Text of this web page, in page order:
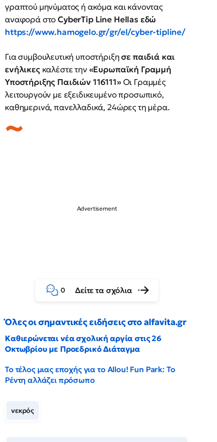
γραπτού μηνύματος ή ακόμα και κάνοντας
αναφορά στοCyberTipLine Hellas εδώ
https://www.hamogelo.gr/gr/el/cyber-tipline/
Για συμβουλευτική υποστήριξησε παιδιά και
ενήλικεςκαλέστε την«Ευρωπαϊκή Γραμμή
Υποστήριξης Παιδιών 116111» Οι Γραμμές
λειτουργούν με εξειδικευμένο προσωπικό,
καθημερινά, πανελλαδικά, 24ώρες τη μέρα.
0 Δείτε τα σχόλια
Όλες οι σημαντικές ειδήσεις στο alfavita.gr
Καθιερώνεται νέα σχολική αργία στις 26
Οκτωβρίου με Προεδρικό Διάταγμα
Το τέλος μιας εποχής για το Allou! Fun Park: Το
Ρέντη αλλάζει πρόσωπο
νεκρός